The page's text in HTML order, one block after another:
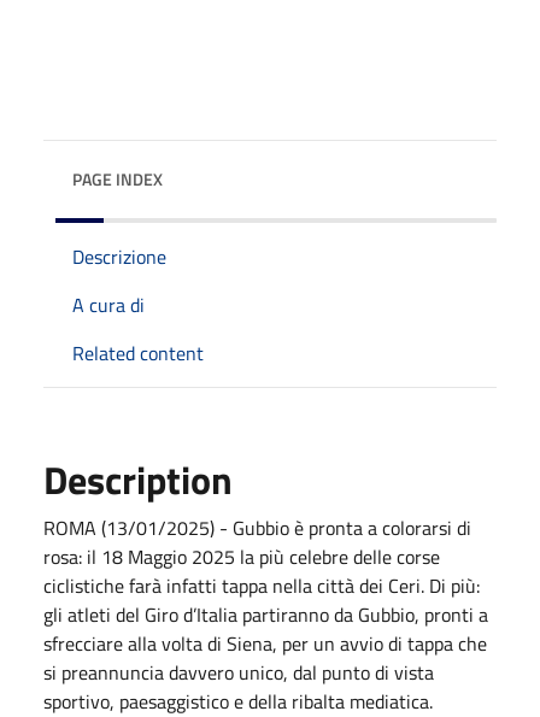
PAGE INDEX
Descrizione
A cura di
Related content
Description
ROMA (13/01/2025) - Gubbio è pronta a colorarsi di
rosa: il 18 Maggio 2025 la più celebre delle corse
ciclistiche farà infatti tappa nella città dei Ceri. Di più:
gli atleti del Giro d’Italia partiranno da Gubbio, pronti a
sfrecciare alla volta di Siena, per un avvio di tappa che
si preannuncia davvero unico, dal punto di vista
sportivo, paesaggistico e della ribalta mediatica.